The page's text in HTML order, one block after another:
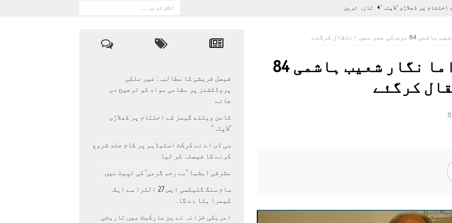
پر کھلاڑی ‘لاپتہ’ تازہ ترين
گرمی’ کی لپیٹ میں تازہ ترين
غیر ملکی پروڈکشنز پر مقامی مواد کو ترجیح دی جائے
میں انتقال کرگئے
نامور اداکار و ڈراما نگار شعیب ہاشمی 84
کرگئے
0
فیصل قریشی کا مطالبہ: غیر ملکی
پروڈکشنز پر مقامی مواد کو ترجیح دی
جائے
کامن ویلتھ گیمز کے اختتام پر کھلاڑی
‘لاپتہ’
سی ڈی اے نے کرکٹ اسٹیڈیم پر کام جلد شروع
کرنے کا فیصلہ کر لیا
مشرقی ایشیا ‘بے رحم گرمی’ کی لپیٹ میں
سام سنگ گلیکسی ایس 27 الٹرا سے ایک
کیمرا ہٹا دے گا.
امریکی خزانہ نے ین مارکیٹ میں تاریخی